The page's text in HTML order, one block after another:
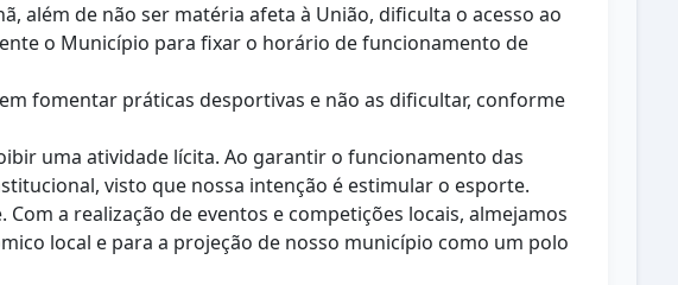
além de não ser matéria afeta à União, dificulta o acesso ao
o Município para fixar o horário de funcionamento de
fomentar práticas desportivas e não as dificultar, conforme
uma atividade lícita. Ao garantir o funcionamento das
visto que nossa intenção é estimular o esporte.
a realização de eventos e competições locais, almejamos
local e para a projeção de nosso município como um polo